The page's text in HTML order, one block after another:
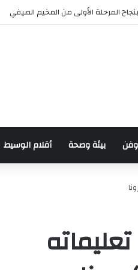
المرحلة الأولى من المخيم الصيفي
بيئة وصحة أقلام الوسيط